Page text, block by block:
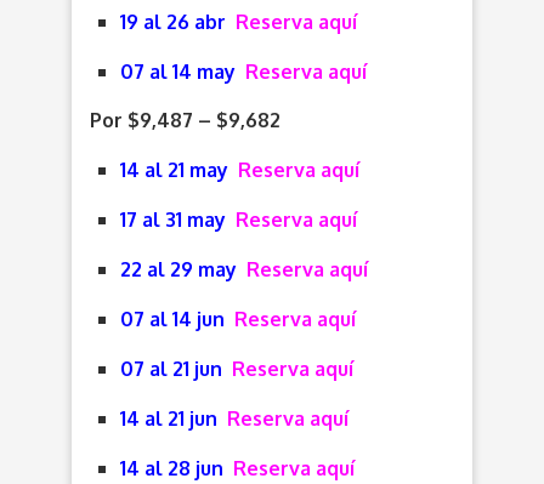
19 al 26 abr Reserva aquí
07 al 14 may Reserva aquí
Por $9,487 – $9,682
14 al 21 may Reserva aquí
17 al 31 may Reserva aquí
22 al 29 may Reserva aquí
07 al 14 jun Reserva aquí
07 al 21 jun Reserva aquí
14 al 21 jun Reserva aquí
14 al 28 jun Reserva aquí